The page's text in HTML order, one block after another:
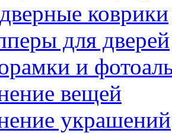
коврики
для дверей
и
вещей
украшений